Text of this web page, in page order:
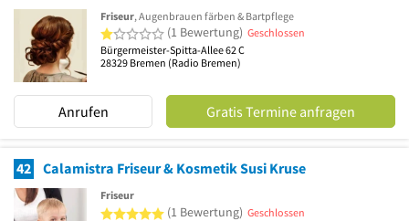
Friseur, Augenbrauen färben & Bartpflege
1 von 5 Sternen
(1 Bewertung) Geschlossen
Bürgermeister-Spitta-Allee 62 C
28329 Bremen (Radio Bremen)
Anrufen Gratis Termine anfragen
42 Calamistra Friseur & Kosmetik Susi Kruse
Friseur
5 von 5 Sternen
(1 Bewertung) Geschlossen